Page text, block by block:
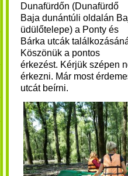
Dunafürdőn (Dunafürdő
Baja dunántúli oldalán
üdülőtelepe) a Ponty és
Bárka utcák
Köszönük a pontos
érkezést. Kérjük szépen
érkezni. Már most
utcát beírni.